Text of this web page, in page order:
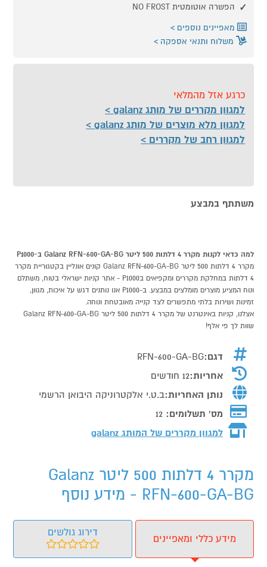
הפשרה אוטומטית NO FROST
מאפיינים נוספים
משלוח ותנאי אספקה
כרגע אזל מהמלאי
למגוון מקררים של מותג galanz
למגוון מלא מוצרים של מותג galanz
למגוון רחב של מקררים
משתתף במבצע
למה כדאי לקנות מקרר 4 דלתות 500 ליטר Galanz RFN-600-GA-BG ב-P1000
מקרר 4 דלתות 500 ליטר Galanz RFN-600-GA-BG קונים אונליין בקטגוריית מקרר
4 דלתות במחלקת מקררים ומקפיאים בP1000 - אתר קניות ישראלי בטוח, משתלם
ונוח המציע מוצרים מומלצים במבצע. ב-P1000 אנו נותנים דגש על איכות, מגוון,
זמינות ושירות בלתי מתפשרים לצד קנייה מאובטחת ונוחה.
אצלנו, קניות באינטרנט של מקרר 4 דלתות 500 ליטר Galanz RFN-600-GA-BG
שוות לך פי אלף!
דגם:RFN-600-GA-BG
אחריות:12 חודשים
נותן האחריות:ב.ט.י אלקטרוניקה היבואן הרשמי
מס' תשלומים: 12
למגוון מקררים של המותג galanz
מקרר 4 דלתות 500 ליטר Galanz
RFN-600-GA-BG - מידע נוסף
מידע כללי ומאפיינים
דירוג גולשים